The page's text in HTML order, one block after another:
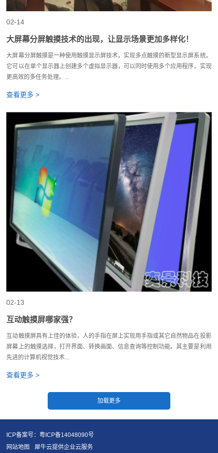
02-14
大屏幕分屏触摸技术的出现，让显示场景更加多样化！
大屏幕分屏触摸是一种使用触摸显示屏技术，实现多点触摸的新型显示屏系统。
它可以在单个显示器上创建多个虚拟显示器，可以同时使用多个应用程序，实现
更高效的多任务处理。...
查看更多 >
02-13
互动触摸屏哪家强？
互动触摸屏具有上佳的体验，人的手指在屏上实现用手指或其它自然物品在投影
屏幕上的触摸选择，打开界面、转换画面、信息查询等控制功能。其主要是利用
先进的计算机视觉技术...
查看更多 >
ICP备案号：粤ICP备14048090号
网站地图
犀牛云提供企业云服务